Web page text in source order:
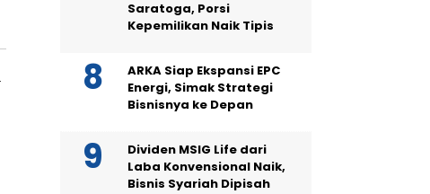
Saratoga, Porsi
Kepemilikan Naik Tipis
ARKA Siap Ekspansi EPC
Energi, Simak Strategi
Bisnisnya ke Depan
Dividen MSIG Life dari
Laba Konvensional Naik,
Bisnis Syariah Dipisah